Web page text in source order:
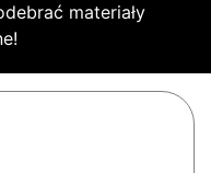
materiały